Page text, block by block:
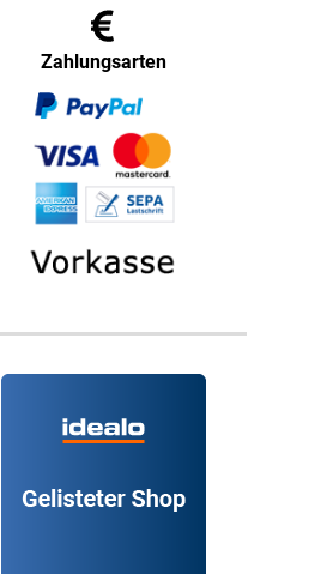
Zahlungsarten